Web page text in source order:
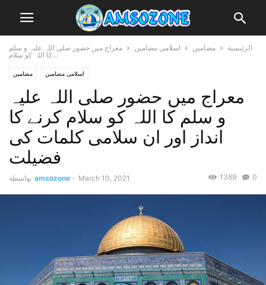
الرئيسية مضامین اسلامی مضامین
معراج میں حضور صلی اللہ علیہ و سلم
کا اللہ کو سلام...
مضامین اسلامی مضامین
معراج میں حضور صلی اللہ علیہ
و سلم کا اللہ کو سلام کرنے کا
انداز اور ان سلامی کلمات کی
فضیلت
بواسطة amsozone - March 10, 2021 0
1389